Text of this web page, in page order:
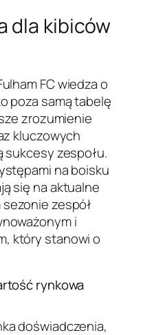
dla kibiców
FC wiedza o
poza samą tabelę
zrozumienie
kluczowych
zespołu.
na boisku
się na aktualne
sezonie zespół
i
który stanowi o
rynkowa
doświadczenia,